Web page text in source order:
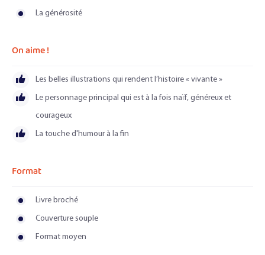
La générosité
On aime !
Les belles illustrations qui rendent l’histoire « vivante »
Le personnage principal qui est à la fois naïf, généreux et
courageux
La touche d'humour à la fin
Format
Livre broché
Couverture souple
Format moyen